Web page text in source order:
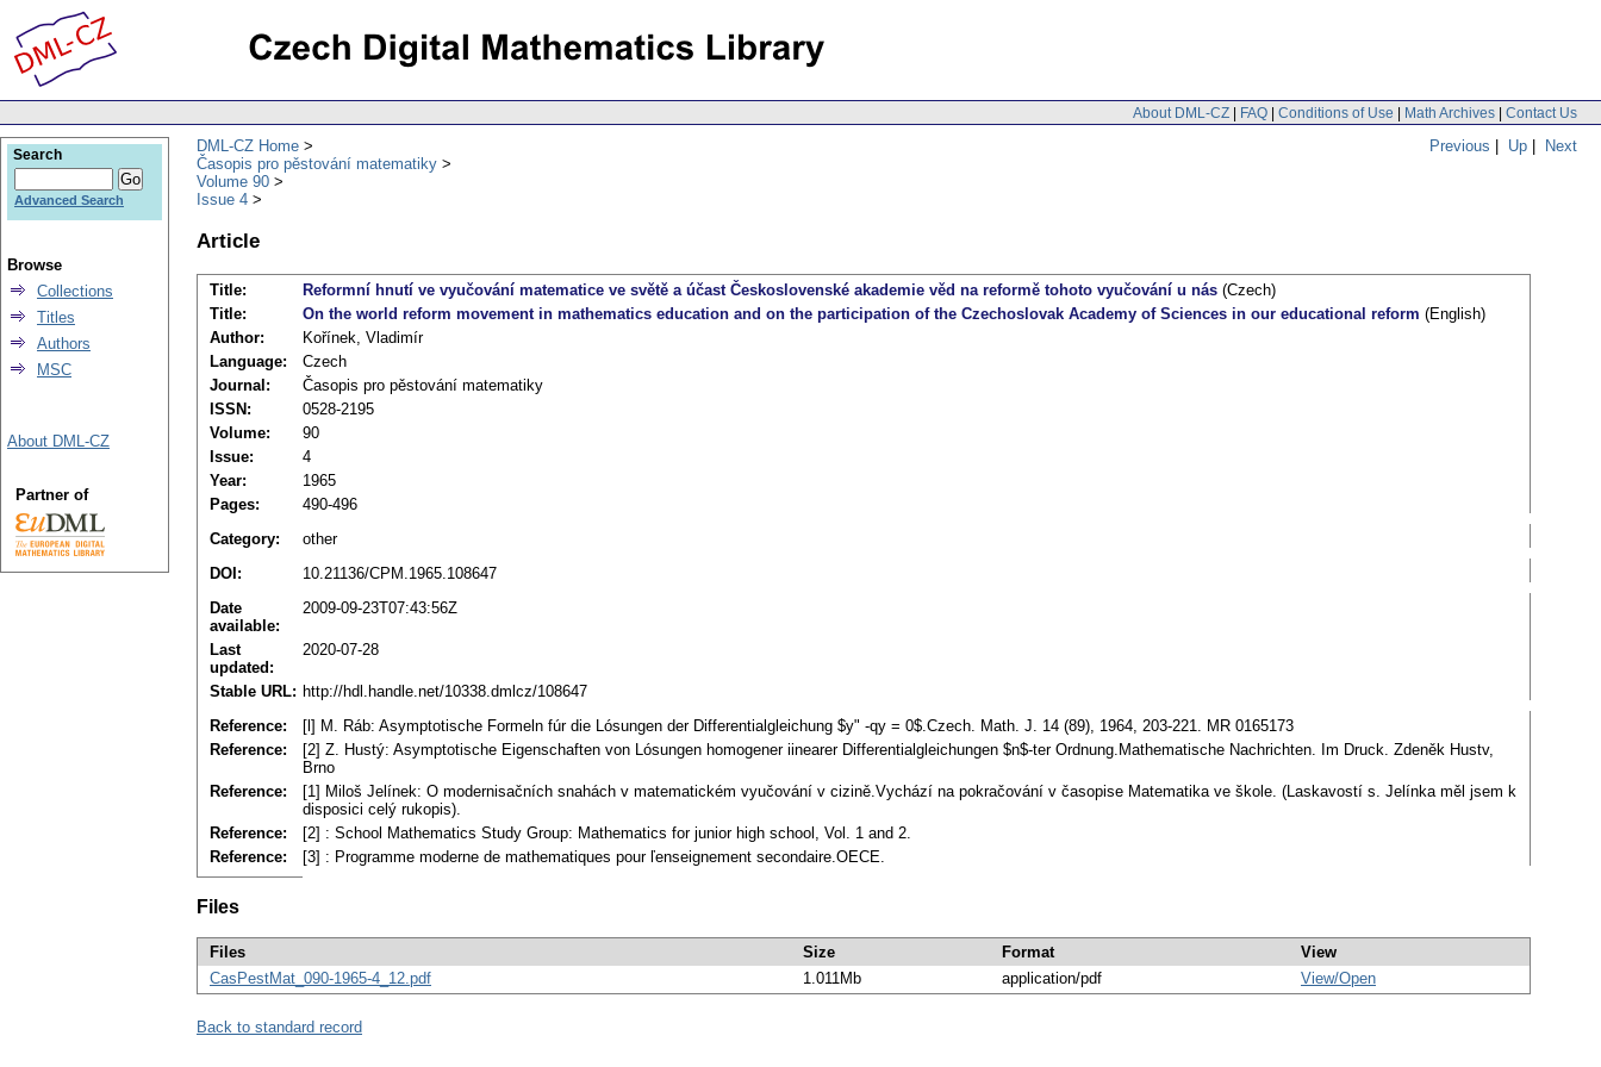
About DML-CZ | FAQ | Conditions of Use | Math Archives | Contact Us
Previous | Up | Next
DML-CZ Home
Časopis pro pěstování matematiky
Volume 90
Issue 4
Article
Title: Reformní hnutí ve vyučování matematice ve světě a účast Československé akademie věd na reformě tohoto vyučování u nás (Czech)
Title:
On the world reform movement in mathematics education and on the participation of the Czechoslovak Academy of Sciences in our educational reform (English)
Author:
Kořínek, Vladimír
Language:
Czech
Journal:
Časopis pro pěstování matematiky
ISSN:
0528-2195
Volume:
90
Issue:
4
Year:
1965
Pages:
490-496
Category:
other
DOI:
10.21136/CPM.1965.108647
Date
available:
2009-09-23T07:43:56Z
Last
updated:
2020-07-28
Stable URL: http://hdl.handle.net/10338.dmlcz/108647
Reference:
[l] M. Ráb: Asymptotische Formeln fúr die Lósungen der Differentialgleichung $y" -qy = 0$.Czech. Math. J. 14 (89), 1964, 203-221. MR 0165173
Reference:
[2] Z. Hustý: Asymptotische Eigenschaften von Lósungen homogener iinearer Differentialgleichungen $n$-ter Ordnung.Mathematische Nachrichten. Im Druck. Zdeněk Hustv,
Brno
Reference:
[1] Miloš Jelínek: O modernisačních snahách v matematickém vyučování v cizině.Vychází na pokračování v časopise Matematika ve škole. (Laskavostí s. Jelínka měl jsem k
disposici celý rukopis).
Reference:
[2] : School Mathematics Study Group: Mathematics for junior high school, Vol. 1 and 2.
Reference:
[3] : Programme moderne de mathematiques pour ľenseignement secondaire.OECE.
Files
Files Size Format
View
CasPestMat_090-1965-4_12.pdf
1.011Mb application/pdf View/Open
Back to standard record
Search
Advanced Search
Browse
Collections
Titles
Authors
MSC
About DML-CZ
Partner of